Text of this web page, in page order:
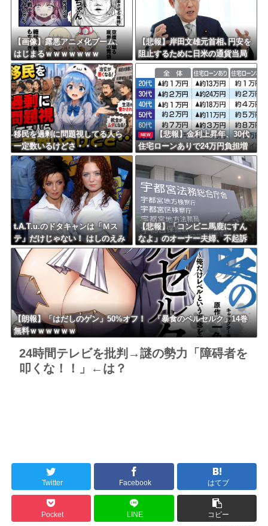
Powered by livedoor 相互RSS
【画像】露悪アニメ化ブーム、
はじまるｗｗｗｗｗｗｗ
【悲報】岸田文雄元首相､円安を
阻止するために日米の通貨当局
が実施した為替介入は｢一時しの
ぎに過ぎない｣との認識を示す
移民を過剰に問題視してる人ら
一定数いるけどさ・・・
NEW
【悲報】金利上昇年、30代
住宅ローンありで24万円負担増
ｗｗｗｗｗｗｗｗｗｗｗｗ
t.A.T.u.のドタキャンは「Ｍス
テ」だけじゃない！ はしのえみ
「来なかったんですよ…」
【悲報】「コンビニ馬鹿にすん
なよ」のオーナー夫婦、不起訴
ｗｗｗｗｗｗｗｗ
【朗報】「はだしのゲン」50%オフ！ 「暴食のベルセルク」14巻
無料ｗｗｗｗｗｗ
24時間テレビを批判→謎の勢力「障碍者を
叩くな！！」←は？
Twitter Facebook はてブ
Pocket LINE コピー